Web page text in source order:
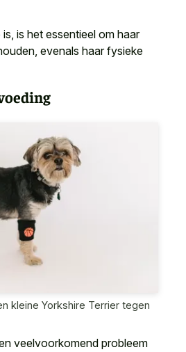
is het essentieel om haar
evenals haar fysieke
kleine Yorkshire Terrier tegen
veelvoorkomend probleem